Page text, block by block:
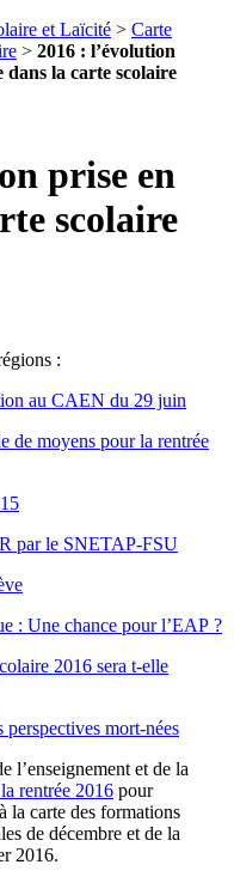
et Laïcité > Carte
> 2016 : l’évolution
la carte scolaire
prise en
scolaire
:
au CAEN du 29 juin
de moyens pour la rentrée
par le SNETAP-FSU
: Une chance pour l’EAP ?
2016 sera t-elle
perspectives mort-nées
l’enseignement et de la
rentrée 2016 pour
la carte des formations
de décembre et de la
2016.